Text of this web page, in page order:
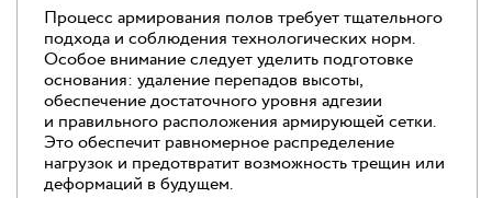
Процесс армирования полов требует тщательного
подхода и соблюдения технологических норм.
Особое внимание следует уделить подготовке
основания: удаление перепадов высоты,
обеспечение достаточного уровня адгезии
и правильного расположения армирующей сетки.
Это обеспечит равномерное распределение
нагрузок и предотвратит возможность трещин или
деформаций в будущем.